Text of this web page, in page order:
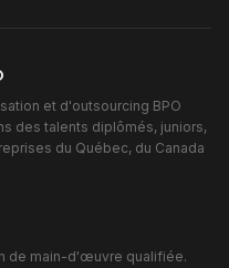
et d'outsourcing BPO
des talents diplômés, juniors,
du Québec, du Canada
de main-d'œuvre qualifiée.